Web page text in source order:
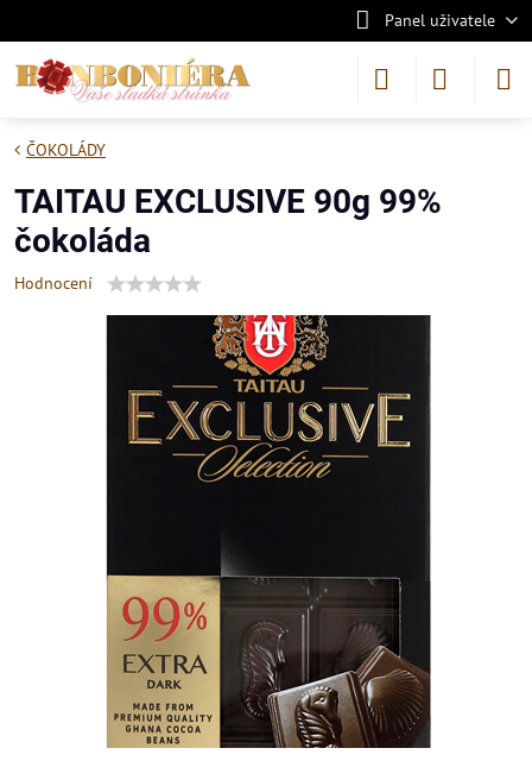
Panel uživatele
ČOKOLÁDY
TAITAU EXCLUSIVE 90g 99%
čokoláda
Hodnocení